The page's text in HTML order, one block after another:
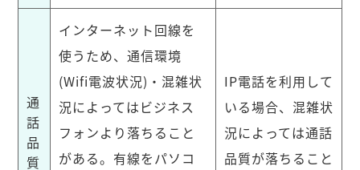
通
話
品
質
インターネット回線を
使うため、通信環境
(Wifi電波状況)・混雑状
況によってはビジネス
フォンより落ちること
がある。有線をパソコ
IP電話を利用して
いる場合、混雑状
況によっては通話
品質が落ちること